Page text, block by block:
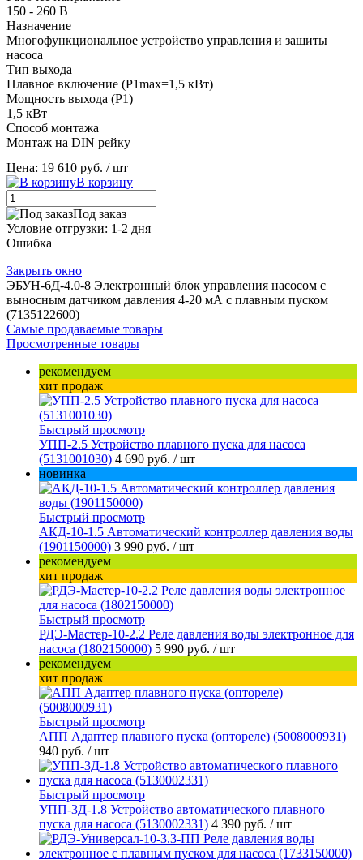
150 - 260 В
Назначение
Многофункциональное устройство управления и защиты
насоса
Тип выхода
Плавное включение (P1max=1,5 кВт)
Мощность выхода (P1)
1,5 кВт
Способ монтажа
Монтаж на DIN рейку
Цена: 19 610 руб. / шт
В корзину
Под заказ
Условие отгрузки: 1-2 дня
Ошибка
Закрыть окно
ЭБУН-6Д-4.0-8 Электронный блок управления насосом с
выносным датчиком давления 4-20 мА с плавным пуском
(7135122600)
Самые продаваемые товары
Просмотренные товары
рекомендуем
хит продаж
Быстрый просмотр
УПП-2.5 Устройство плавного пуска для насоса
(5131001030) 4 690 руб. / шт
новинка
Быстрый просмотр
АКД-10-1.5 Автоматический контроллер давления воды
(1901150000) 3 990 руб. / шт
рекомендуем
хит продаж
Быстрый просмотр
РДЭ-Мастер-10-2.2 Реле давления воды электронное для
насоса (1802150000) 5 990 руб. / шт
рекомендуем
хит продаж
Быстрый просмотр
АПП Адаптер плавного пуска (оптореле) (5008000931)
940 руб. / шт
Быстрый просмотр
УПП-3Д-1.8 Устройство автоматического плавного
пуска для насоса (5130002331) 4 390 руб. / шт